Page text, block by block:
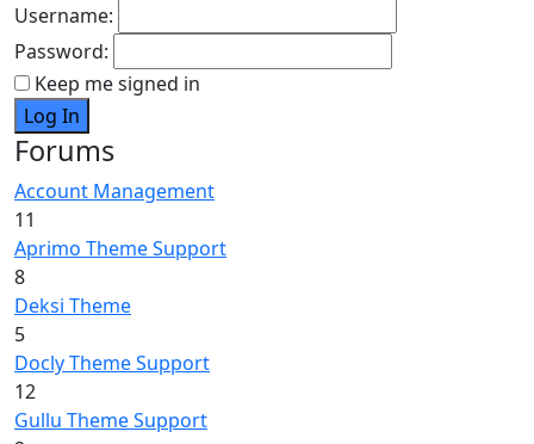
Username:
Password:
Keep me signed in
Log In
Forums
Account Management
11
Aprimo Theme Support
8
Deksi Theme
5
Docly Theme Support
12
Gullu Theme Support